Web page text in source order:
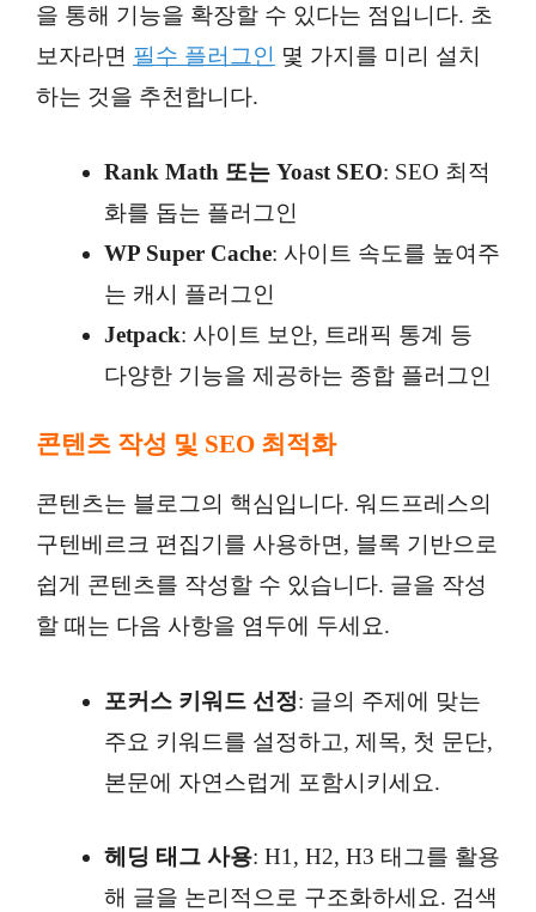
을 통해 기능을 확장할 수 있다는 점입니다. 초
보자라면 필수 플러그인 몇 가지를 미리 설치
하는 것을 추천합니다.
Rank Math 또는 Yoast SEO: SEO 최적
화를 돕는 플러그인
WP Super Cache: 사이트 속도를 높여주
는 캐시 플러그인
Jetpack: 사이트 보안, 트래픽 통계 등
다양한 기능을 제공하는 종합 플러그인
콘텐츠 작성 및 SEO 최적화
콘텐츠는 블로그의 핵심입니다. 워드프레스의
구텐베르크 편집기를 사용하면, 블록 기반으로
쉽게 콘텐츠를 작성할 수 있습니다. 글을 작성
할 때는 다음 사항을 염두에 두세요.
포커스 키워드 선정: 글의 주제에 맞는
주요 키워드를 설정하고, 제목, 첫 문단,
본문에 자연스럽게 포함시키세요.
헤딩 태그 사용: H1, H2, H3 태그를 활용
해 글을 논리적으로 구조화하세요. 검색